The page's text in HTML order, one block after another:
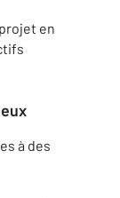
en
à des